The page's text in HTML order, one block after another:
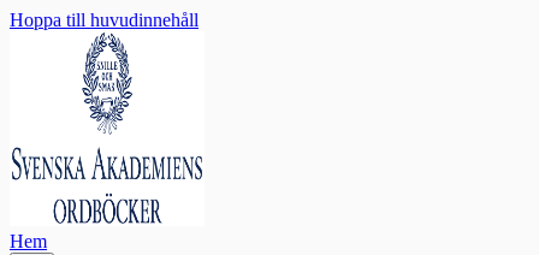
Hoppa till huvudinnehåll
Hem